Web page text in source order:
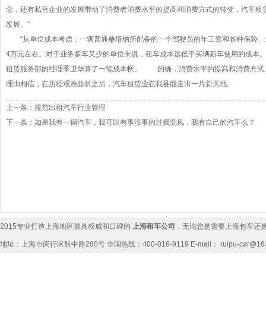
念，还有私营企业的发展带动了消费者消费水平的提高和消费方式的转变，汽车
发展。”
“从单位成本考虑，一辆普通桑塔纳所配备的一个驾驶员的年工资和各种保险
4万元左右。对于业务多车又少的单位来说，租车成本远低于买辆新车使用的成本
租赁服务部的经理季卫华算了一笔成本帐。 的确，消费水平的提高和消费方式
理由相信，在历经艰难曲折之后，汽车租赁业在我县能走出一片新天地。
上一条： 规范出租汽车行业管理
下一条： 如果我有一辆汽车，我可以有事没事的过瘾兜风，我有自己的汽车么？
基
2015专业打造上海地区最具权威和口碑的 上海租车公司 ，无论您是需要上海包车还
地址：上海市闵行区航中路280号 全国热线：400-016-9119 E-mail： ruipu-